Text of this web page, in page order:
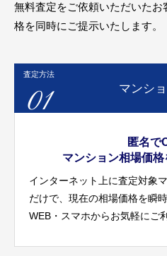
無料査定をご依頼いただいた
格を同時にご提示いたします。
査定方法
01 マンシ
匿名で
マンション相場価格
インターネット上に査定対象
だけで、現在の相場価格を瞬
WEB・スマホからお気軽にご